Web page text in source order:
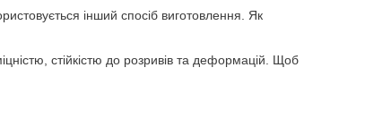
інший спосіб виготовлення. Як
стійкістю до розривів та деформацій. Щоб